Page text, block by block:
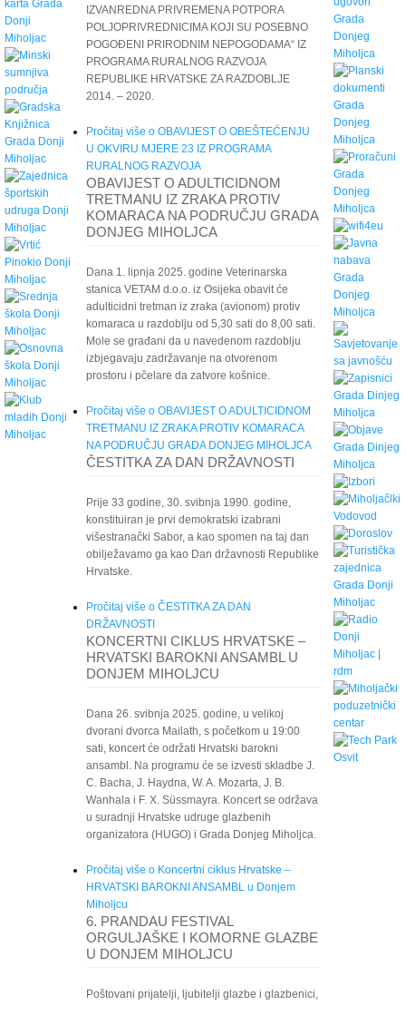
IZVANREDNA PRIVREMENA POTPORA
POLJOPRIVREDNICIMA KOJI SU POSEBNO
POGOĐENI PRIRODNIM NEPOGODAMA“ IZ
PROGRAMA RURALNOG RAZVOJA
REPUBLIKE HRVATSKE ZA RAZDOBLJE
2014. – 2020.
Pročitaj više o OBAVIJEST O OBEŠTEĆENJU
U OKVIRU MJERE 23 IZ PROGRAMA
RURALNOG RAZVOJA
OBAVIJEST O ADULTICIDNOM
TRETMANU IZ ZRAKA PROTIV
KOMARACA NA PODRUČJU GRADA
DONJEG MIHOLJCA
Dana 1. lipnja 2025. godine Veterinarska
stanica VETAM d.o.o. iz Osijeka obavit će
adulticidni tretman iz zraka (avionom) protiv
komaraca u razdoblju od 5,30 sati do 8,00 sati.
Mole se građani da u navedenom razdoblju
izbjegavaju zadržavanje na otvorenom
prostoru i pčelare da zatvore košnice.
Pročitaj više o OBAVIJEST O ADULTICIDNOM
TRETMANU IZ ZRAKA PROTIV KOMARACA
NA PODRUČJU GRADA DONJEG MIHOLJCA
ČESTITKA ZA DAN DRŽAVNOSTI
Prije 33 godine, 30. svibnja 1990. godine,
konstituiran je prvi demokratski izabrani
višestranački Sabor, a kao spomen na taj dan
obilježavamo ga kao Dan državnosti Republike
Hrvatske.
Pročitaj više o ČESTITKA ZA DAN
DRŽAVNOSTI
KONCERTNI CIKLUS HRVATSKE –
HRVATSKI BAROKNI ANSAMBL U
DONJEM MIHOLJCU
Dana 26. svibnja 2025. godine, u velikoj
dvorani dvorca Mailath, s početkom u 19:00
sati, koncert će održati Hrvatski barokni
ansambl. Na programu će se izvesti skladbe J.
C. Bacha, J. Haydna, W. A. Mozarta, J. B.
Wanhala i F. X. Süssmayra. Koncert se održava
u suradnji Hrvatske udruge glazbenih
organizatora (HUGO) i Grada Donjeg Miholjca.
Pročitaj više o Koncertni ciklus Hrvatske –
HRVATSKI BAROKNI ANSAMBL u Donjem
Miholjcu
6. PRANDAU FESTIVAL
ORGULJAŠKE I KOMORNE GLAZBE
U DONJEM MIHOLJCU
Poštovani prijatelji, ljubitelji glazbe i glazbenici,